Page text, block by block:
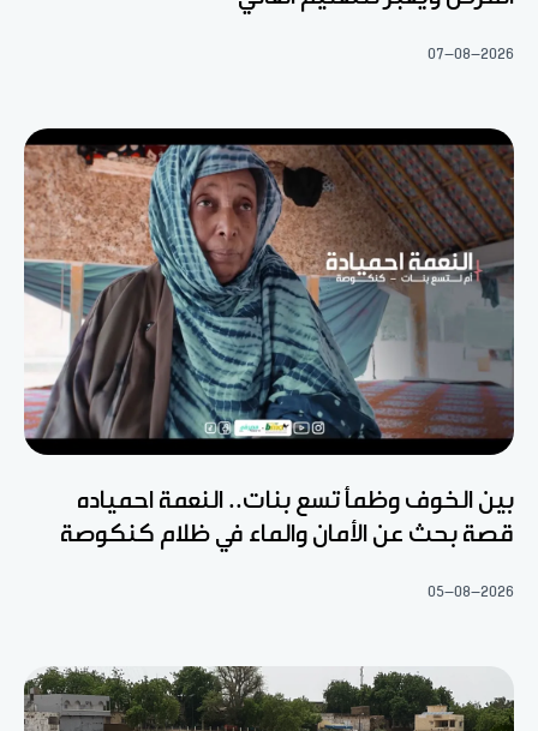
07-08-2026
بين الخوف وظمأ تسع بنات.. النعمة احمياده
قصة بحث عن الأمان والماء في ظلام كنكوصة
05-08-2026